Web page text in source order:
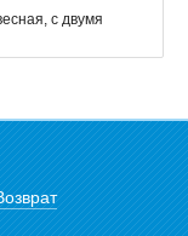
с двумя